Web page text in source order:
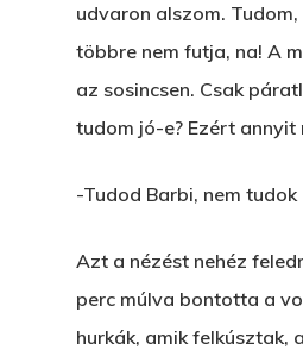
udvaron alszom.
többre nem futja, na! A
az sosincsen. Csak
tudom jó-e? Ezért annyit
-Tudod Barbi, nem tudok
Azt a nézést nehéz
perc múlva bontotta a
hurkák, amik felkúsztak,